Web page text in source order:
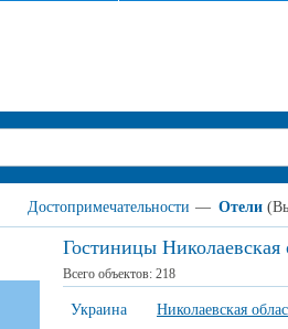
Достопримечательности — Отели
Гостиницы Николаевская
Всего объектов: 218
Украина Николаевская